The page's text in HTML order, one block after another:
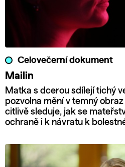
Celovečerní dokument
Mailin
Matka s dcerou sdílejí tichý
pozvolna mění v temný
citlivě sleduje, jak se
ochraně i k návratu k